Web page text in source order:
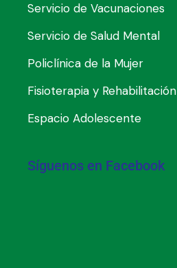
Servicio de Vacunaciones
Servicio de Salud Mental
Policlínica de la Mujer
Fisioterapia y Rehabilitación
Espacio Adolescente
Síguenos en Facebook